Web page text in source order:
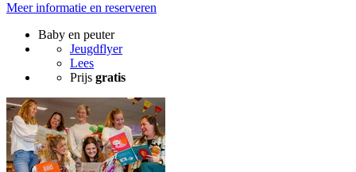
Meer informatie en reserveren
Baby en peuter
Jeugdflyer
Lees
Prijs gratis